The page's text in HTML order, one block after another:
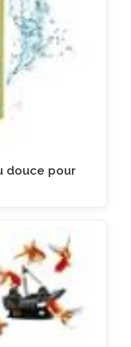
douce pour